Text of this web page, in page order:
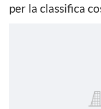
per la classifica